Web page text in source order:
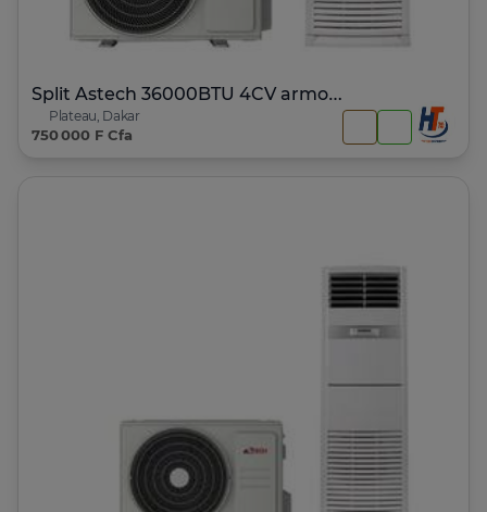
Split Astech 36000BTU 4CV armoire 36GFMA
Plateau, Dakar
750 000 F Cfa